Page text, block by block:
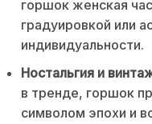
горшок женская
градуировкой или
индивидуальности.
Ностальгия и
в тренде, горшок
символом эпохи и